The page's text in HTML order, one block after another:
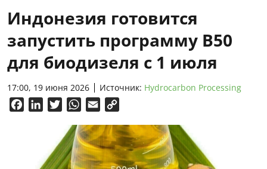
Индонезия готовится
запустить программу B50
для биодизеля с 1 июля
17:00, 19 июня 2026 Источник: Hydrocarbon Processing
FacebookLinkedInTwitterWhatsApp
Email